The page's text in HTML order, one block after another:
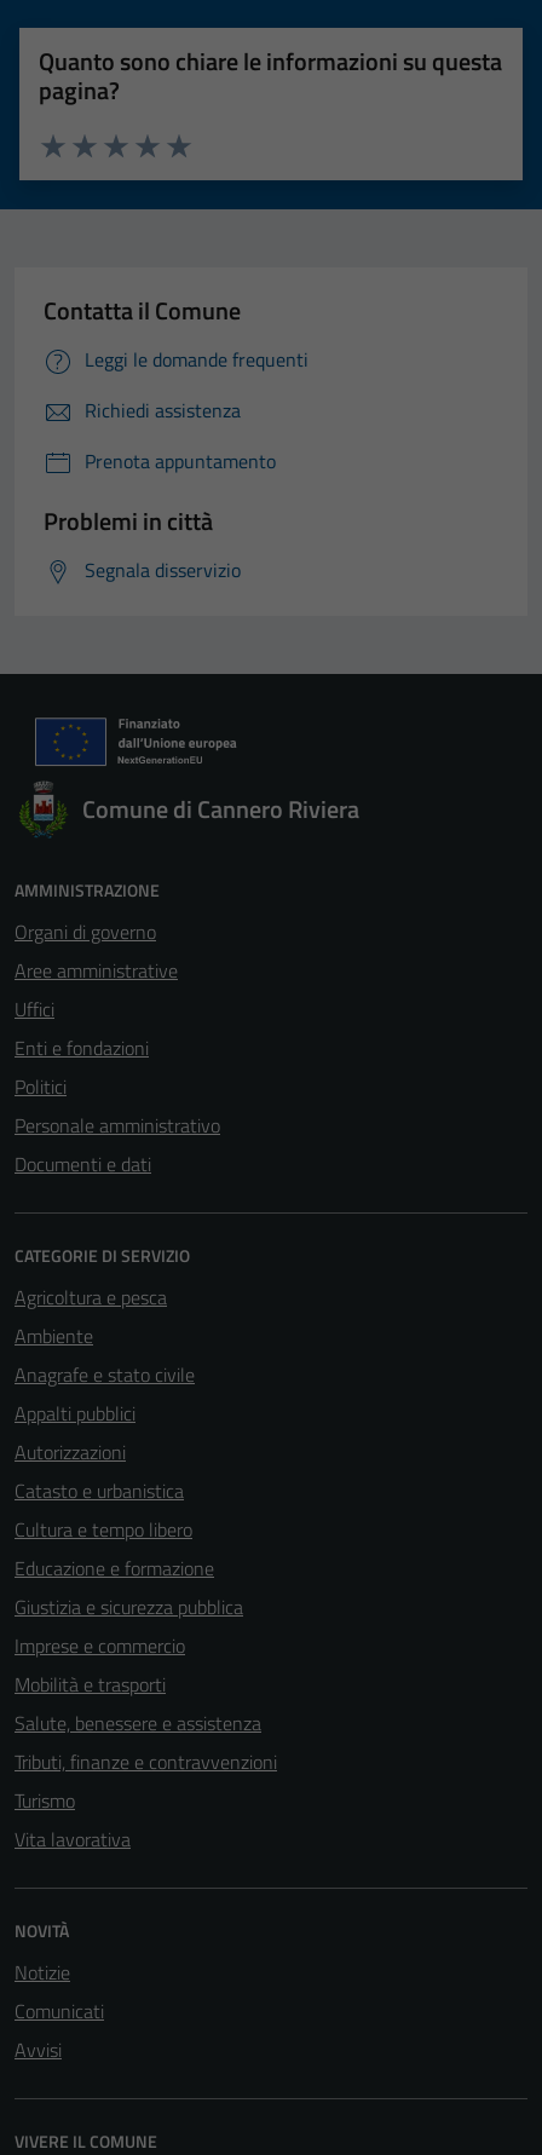
Quanto sono chiare le informazioni su questa
pagina?
Valuta 5 stelle su 5
Valuta 4 stelle su 5
Valuta 3 stelle su 5
Valuta 2 stelle su 5
Valuta 1 stelle su 5
Contatta il Comune
Leggi le domande frequenti
Richiedi assistenza
Prenota appuntamento
Problemi in città
Segnala disservizio
Comune di Cannero Riviera
AMMINISTRAZIONE
Organi di governo
Aree amministrative
Uffici
Enti e fondazioni
Politici
Personale amministrativo
Documenti e dati
CATEGORIE DI SERVIZIO
Agricoltura e pesca
Ambiente
Anagrafe e stato civile
Appalti pubblici
Autorizzazioni
Catasto e urbanistica
Cultura e tempo libero
Educazione e formazione
Giustizia e sicurezza pubblica
Imprese e commercio
Mobilità e trasporti
Salute, benessere e assistenza
Tributi, finanze e contravvenzioni
Turismo
Vita lavorativa
NOVITÀ
Notizie
Comunicati
Avvisi
VIVERE IL COMUNE
possono